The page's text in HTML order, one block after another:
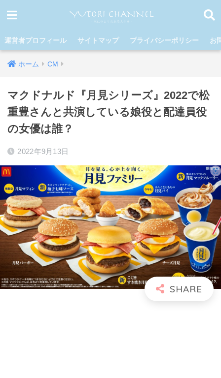
運営者プロフィール サイトマップ プライバシーポリシー お
ホーム CM
マクドナルド『月見シリーズ』2022で松
重豊さんと共演している娘役と配達員役
の女優は誰？
2022年9月13日